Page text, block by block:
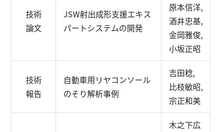
技術
論文
JSW射出成形支援エキス
パートシステムの開発
原本信洋,
酒井忠基,
金岡雅俊,
小坂正昭
技術
報告
自動車用リヤコンソール
のそり解析事例
吉田稔,
比枝敏昭,
宗正和美
木之下広